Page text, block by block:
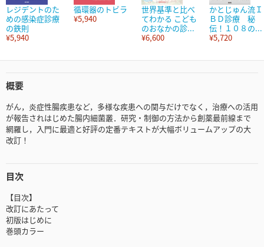
レジデントのた
めの感染症診療
の鉄則
¥5,940
循環器のトビラ
¥5,940
世界基準と比べ
てわかる こども
のおなかの診...
¥6,600
かとじゅん流Ｉ
ＢＤ診療 秘
伝！１０８の...
¥5,720
概要
がん，炎症性腸疾患など，多様な疾患への関与だけでなく，治療への活用
が報告されはじめた腸内細菌叢．研究・制御の方法から創薬最前線まで
網羅し，入門に最適と好評の定番テキストが大幅ボリュームアップの大
改訂！
目次
【目次】
改訂にあたって
初版はじめに
巻頭カラー